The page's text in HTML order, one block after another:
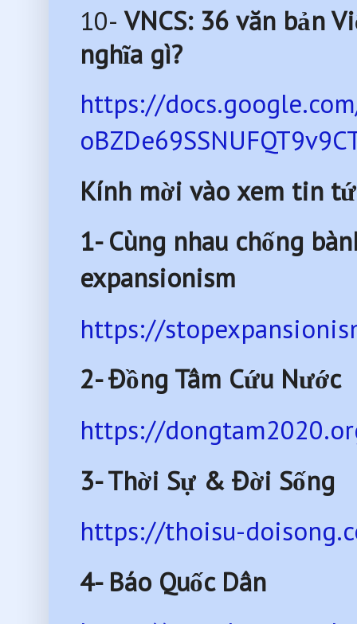
10- VNCS: 36 văn bản
nghĩa gì?
https://
Kính mời vào xem tin
1- Cùng nhau chống
expansionism
https://
2- Đồng Tâm Cứu Nước
https://
3- Thời Sự & Đời Sống
https://thoisu-
4- Báo Quốc Dân